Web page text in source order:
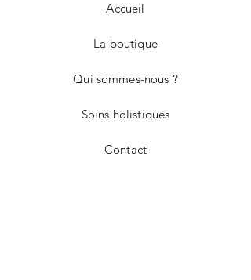
Accueil
La boutique
Qui sommes-nous ?
Soins holistiques
Contact